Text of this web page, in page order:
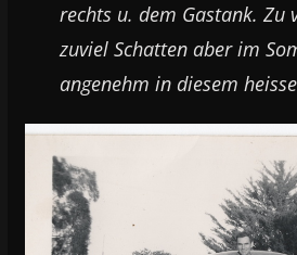
rechts u. dem Gastank. Zu
zuviel Schatten aber im
angenehm in diesem